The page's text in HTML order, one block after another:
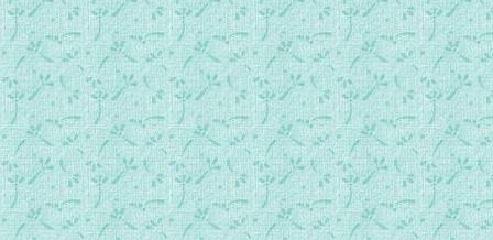
062十三、天使许给匝加利亚生若翰.mp3
063四 天主降生奥迹.mp3
064一、玛利亚许配给若瑟1.mp3
065一、玛利亚许配给若瑟2.mp3
066二、纳匝肋圣室.mp3
067三、天使报喜.mp3